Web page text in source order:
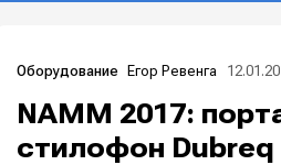
Оборудование Егор Ревенга
NAMM 2017:
стилофон